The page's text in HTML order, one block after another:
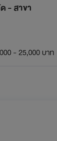
- สาขา
- 25,000 บาท